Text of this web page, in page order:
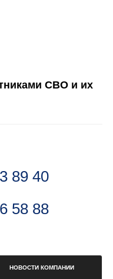
СВО и их
89 40
58 88
НОВОСТИ КОМПАНИИ